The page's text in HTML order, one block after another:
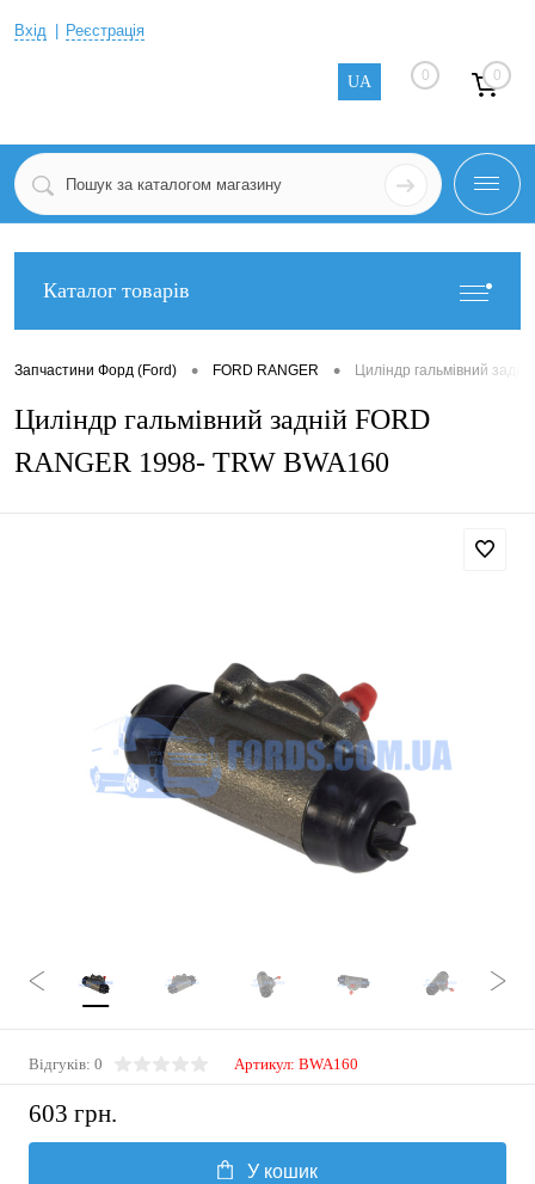
Вхід Реєстрація
UA 0 0
Каталог товарів
Запчастини Форд (Ford) • FORD RANGER • Циліндр гальмівний
Циліндр гальмівний задній FORD
RANGER 1998- TRW BWA160
Відгуків: 0 Артикул: BWA160
603 грн.
У кошик